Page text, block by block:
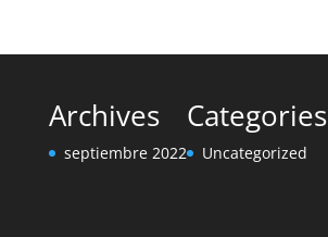
Archives
septiembre 2022
Categories
Uncategorized